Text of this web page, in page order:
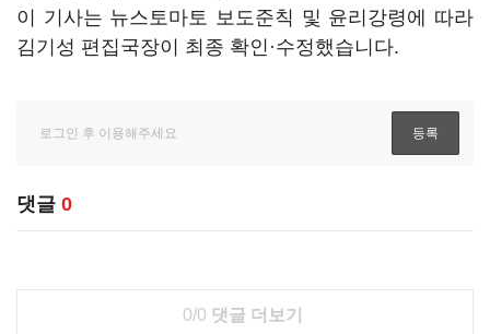
이 기사는 뉴스토마토 보도준칙 및 윤리강령에 따라
김기성 편집국장이 최종 확인·수정했습니다.
댓글 0
0/0 댓글 더보기